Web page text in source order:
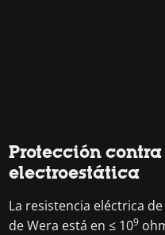
Protección
electroestática
La resistencia eléctrica
de Wera está en ≤ 109